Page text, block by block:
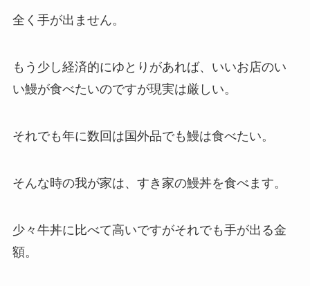
全く手が出ません。
もう少し経済的にゆとりがあれば、いいお店のい
い鰻が食べたいのですが現実は厳しい。
それでも年に数回は国外品でも鰻は食べたい。
そんな時の我が家は、すき家の鰻丼を食べます。
少々牛丼に比べて高いですがそれでも手が出る金
額。